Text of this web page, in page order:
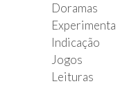
Doramas
Experimenta
Indicação
Jogos
Leituras